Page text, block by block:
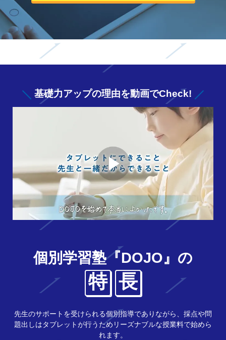
基礎力アップの理由を動画でCheck!
個別学習塾『DOJO』の
特 長
先生のサポートを受けられる個別指導でありながら、採点や問
題出しはタブレットが行うためリーズナブルな授業料で始めら
れます。